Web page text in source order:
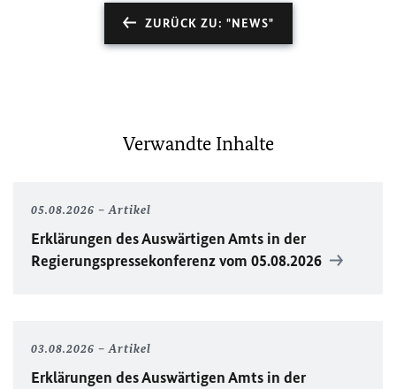
ZURÜCK ZU: "NEWS"
Verwandte Inhalte
05.08.2026 Artikel
Erklärungen des Auswärtigen Amts in der
Regierungspressekonferenz vom 05.08.2026
03.08.2026 Artikel
Erklärungen des Auswärtigen Amts in der